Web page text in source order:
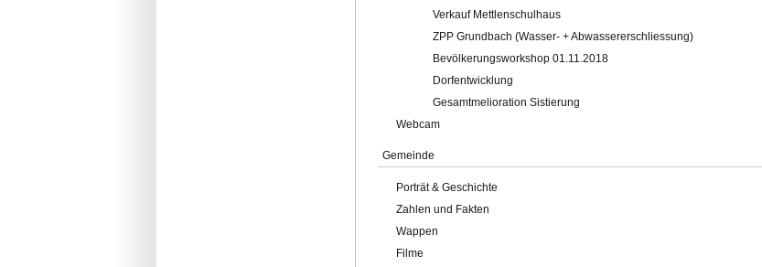
Verkauf Mettlenschulhaus
ZPP Grundbach (Wasser- + Abwassererschliessung)
Bevölkerungsworkshop 01.11.2018
Dorfentwicklung
Gesamtmelioration Sistierung
Webcam
Gemeinde
Porträt & Geschichte
Zahlen und Fakten
Wappen
Filme